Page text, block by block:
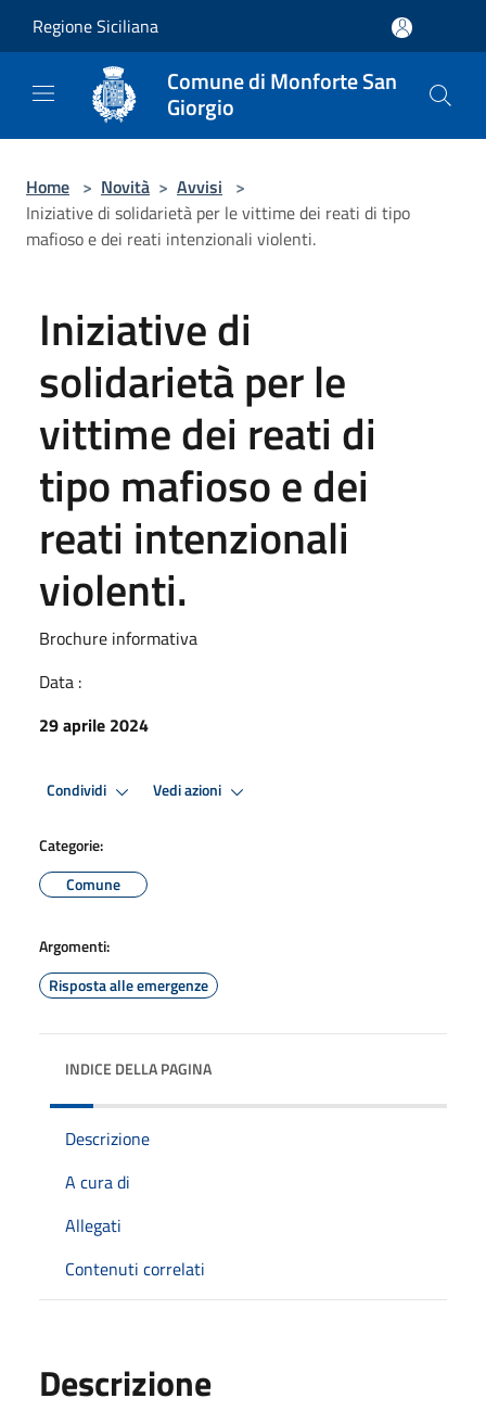
Regione Siciliana
Comune di Monforte San
Giorgio
Home > Novità > Avvisi >
Iniziative di solidarietà per le vittime dei reati di tipo
mafioso e dei reati intenzionali violenti.
Iniziative di
solidarietà per le
vittime dei reati di
tipo mafioso e dei
reati intenzionali
violenti.
Brochure informativa
Data :
29 aprile 2024
Condividi Vedi azioni
Categorie:
Comune
Argomenti:
Risposta alle emergenze
INDICE DELLA PAGINA
Descrizione
A cura di
Allegati
Contenuti correlati
Descrizione